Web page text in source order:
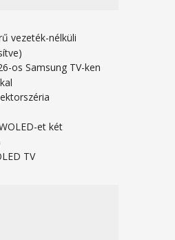
vezeték-nélküli
os Samsung TV-ken
et két
TV